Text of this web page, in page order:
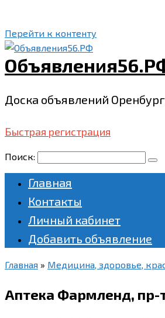
Перейти к контенту
Доска объявлений
Быстрая регистрация
Поиск:
Главная
Контакты
Личный кабинет
Добавить объявление
Главная » Медицина, здоровье,
Аптека Фармленд, пр-